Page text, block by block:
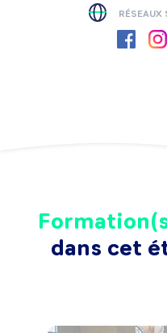
RÉSEAUX
dans cet